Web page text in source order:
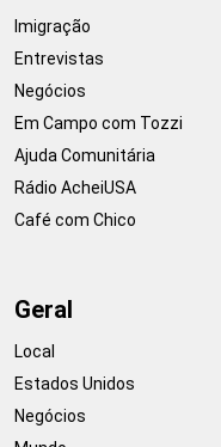
Imigração
Entrevistas
Negócios
Em Campo com Tozzi
Ajuda Comunitária
Rádio AcheiUSA
Café com Chico
Geral
Local
Estados Unidos
Negócios